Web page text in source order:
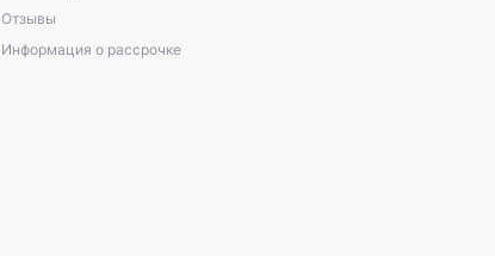
Отзывы
Информация о рассрочке